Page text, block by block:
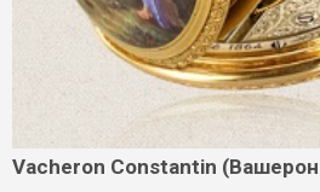
Vacheron Constantin